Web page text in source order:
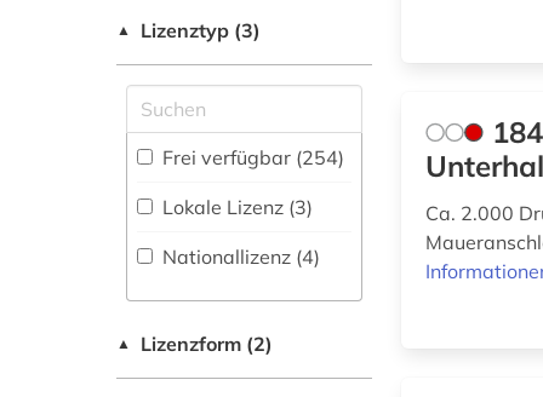
Elektrotechnik,
Elektronik,
Nachrichtentechnik (29)
Energietechnik (21)
Ethnologie (68)
Geographie (41)
akademie der
bildenden künste (1)
aktuelles lexikon (1)
alain (1)
almanach (2)
altes buch (2)
Buchhandelsverzeichnis
Fachbibliographie
(69
▲ Lizenztyp (3)
Frei verfügbar (254)
Lokale Lizenz (3)
Nationallizenz (4)
▲ Lizenzform (2)
Ca. 2.000